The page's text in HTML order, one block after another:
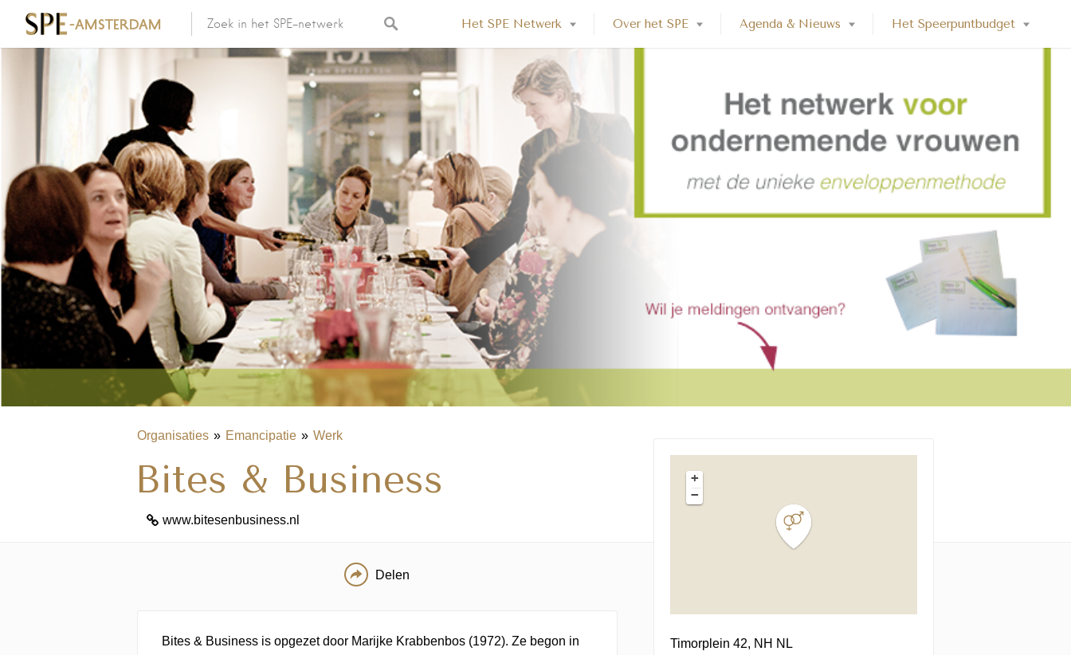
Het SPE Netwerk Over het SPE Agenda & Nieuws Het Speerpuntbudget
Organisaties Emancipatie Werk
Bites & Business
www.bitesenbusiness.nl
Delen
Bites & Business is opgezet door Marijke Krabbenbos (1972). Ze begon in
+
−
Timorplein 42 NH NL